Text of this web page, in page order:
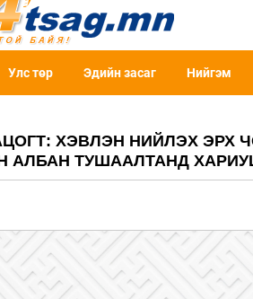
Улс төр Эдийн засаг Нийгэм
ХЭВЛЭН НИЙЛЭХ ЭРХ
АЛБАН ТУШААЛТАНД